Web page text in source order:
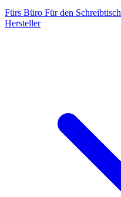
Fürs Büro Für den Schreibtisch
Hersteller